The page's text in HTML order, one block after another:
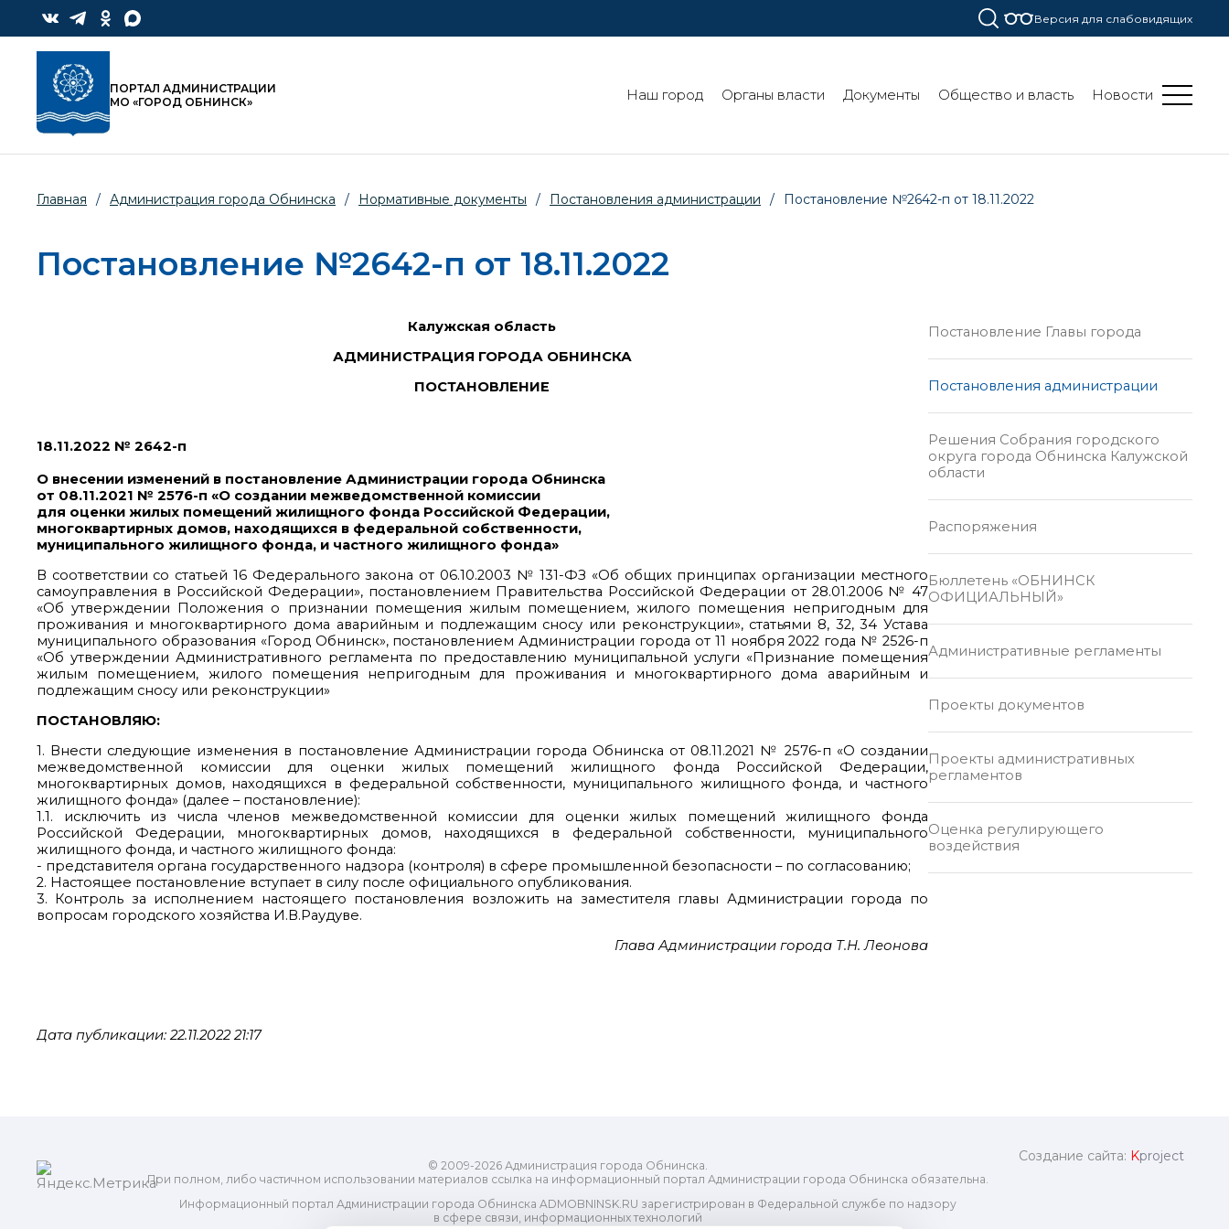
Версия для слабовидящих
ПОРТАЛ АДМИНИСТРАЦИИ
МО «ГОРОД ОБНИНСК»
Наш город Органы власти Документы Общество и власть Новости
Главная / Администрация города Обнинска / Нормативные документы / Постановления администрации / Постановление №2642-п от 18.11.2022
Постановление №2642-п от 18.11.2022
Калужская область
АДМИНИСТРАЦИЯ ГОРОДА ОБНИНСКА
ПОСТАНОВЛЕНИЕ
18.11.2022 № 2642-п
О внесении изменений в постановление Администрации города Обнинска
от 08.11.2021 № 2576-п «О создании межведомственной комиссии
для оценки жилых помещений жилищного фонда Российской Федерации,
многоквартирных домов, находящихся в федеральной собственности,
муниципального жилищного фонда, и частного жилищного фонда»
В соответствии со статьей 16 Федерального закона от 06.10.2003 № 131-ФЗ «Об общих принципах организации местного
самоуправления в Российской Федерации», постановлением Правительства Российской Федерации от 28.01.2006 № 47
«Об утверждении Положения о признании помещения жилым помещением, жилого помещения непригодным для
проживания и многоквартирного дома аварийным и подлежащим сносу или реконструкции», статьями 8, 32, 34 Устава
муниципального образования «Город Обнинск», постановлением Администрации города от 11 ноября 2022 года № 2526-п
«Об утверждении Административного регламента по предоставлению муниципальной услуги «Признание помещения
жилым помещением, жилого помещения непригодным для проживания и многоквартирного дома аварийным и
подлежащим сносу или реконструкции»
ПОСТАНОВЛЯЮ:
1. Внести следующие изменения в постановление Администрации города Обнинска от 08.11.2021 № 2576-п «О создании
межведомственной комиссии для оценки жилых помещений жилищного фонда Российской Федерации,
многоквартирных домов, находящихся в федеральной собственности, муниципального жилищного фонда, и частного
жилищного фонда» (далее – постановление):
1.1. исключить из числа членов межведомственной комиссии для оценки жилых помещений жилищного фонда
Российской Федерации, многоквартирных домов, находящихся в федеральной собственности, муниципального
жилищного фонда, и частного жилищного фонда:
- представителя органа государственного надзора (контроля) в сфере промышленной безопасности – по согласованию;
2. Настоящее постановление вступает в силу после официального опубликования.
3. Контроль за исполнением настоящего постановления возложить на заместителя главы Администрации города по
вопросам городского хозяйства И.В.Раудуве.
Глава Администрации города Т.Н. Леонова
Дата публикации: 22.11.2022 21:17
Постановление Главы города
Постановления администрации
Решения Собрания городского
округа города Обнинска Калужской
области
Распоряжения
Бюллетень «ОБНИНСК
ОФИЦИАЛЬНЫЙ»
Административные регламенты
Проекты документов
Проекты административных
регламентов
Оценка регулирующего
воздействия
© 2009-2026 Администрация города Обнинска.
При полном, либо частичном использовании материалов ссылка на информационный портал Администрации города Обнинска обязательна.
Информационный портал Администрации города Обнинска ADMOBNINSK.RU зарегистрирован в Федеральной службе по надзору
в сфере связи, информационных технологий
Создание сайта: Kproject